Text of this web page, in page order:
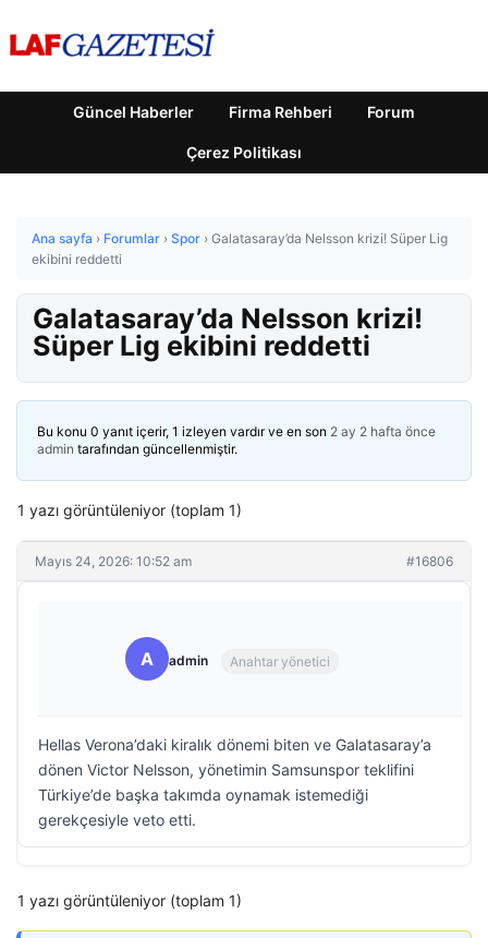
Güncel Haberler Firma Rehberi Forum
Çerez Politikası
Ana sayfa › Forumlar › Spor › Galatasaray’da Nelsson krizi! Süper Lig
ekibini reddetti
Galatasaray’da Nelsson krizi!
Süper Lig ekibini reddetti
Bu konu 0 yanıt içerir, 1 izleyen vardır ve en son 2 ay 2 hafta önce
admin tarafından güncellenmiştir.
1 yazı görüntüleniyor (toplam 1)
Mayıs 24, 2026: 10:52 am #16806
A admin Anahtar yönetici
Hellas Verona’daki kiralık dönemi biten ve Galatasaray’a
dönen Victor Nelsson, yönetimin Samsunspor teklifini
Türkiye’de başka takımda oynamak istemediği
gerekçesiyle veto etti.
1 yazı görüntüleniyor (toplam 1)